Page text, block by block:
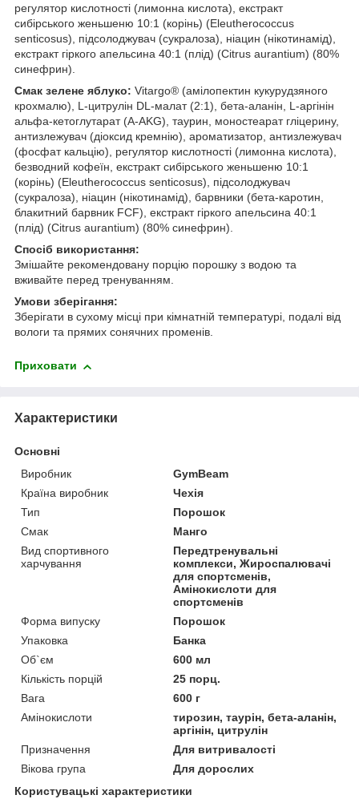
регулятор кислотності (лимонна кислота), екстракт
сибірського женьшеню 10:1 (корінь) (Eleutherococcus
senticosus), підсолоджувач (сукралоза), ніацин (нікотинамід),
екстракт гіркого апельсина 40:1 (плід) (Citrus aurantium) (80%
синефрин).
Смак зелене яблуко: Vitargo® (амілопектин кукурудзяного
крохмалю), L-цитрулін DL-малат (2:1), бета-аланін, L-аргінін
альфа-кетоглутарат (A-AKG), таурин, моностеарат гліцерину,
антизлежувач (діоксид кремнію), ароматизатор, антизлежувач
(фосфат кальцію), регулятор кислотності (лимонна кислота),
безводний кофеїн, екстракт сибірського женьшеню 10:1
(корінь) (Eleutherococcus senticosus), підсолоджувач
(сукралоза), ніацин (нікотинамід), барвники (бета-каротин,
блакитний барвник FCF), екстракт гіркого апельсина 40:1
(плід) (Citrus aurantium) (80% синефрин).
Спосіб використання:
Змішайте рекомендовану порцію порошку з водою та
вживайте перед тренуванням.
Умови зберігання:
Зберігати в сухому місці при кімнатній температурі, подалі від
вологи та прямих сонячних променів.
Приховати
Характеристики
Основні
Виробник
GymBeam
Країна виробник
Чехія
Тип
Порошок
Смак
Манго
Вид спортивного
харчування
Передтренувальні
комплекси, Жироспалювачі
для спортсменів,
Амінокислоти для
спортсменів
Форма випуску
Порошок
Упаковка
Банка
Об`єм
600 мл
Кількість порцій
25 порц.
Вага
600 г
Амінокислоти
тирозин, таурін, бета-аланін,
аргінін, цитрулін
Призначення
Для витривалості
Вікова група
Для дорослих
Користувацькі характеристики